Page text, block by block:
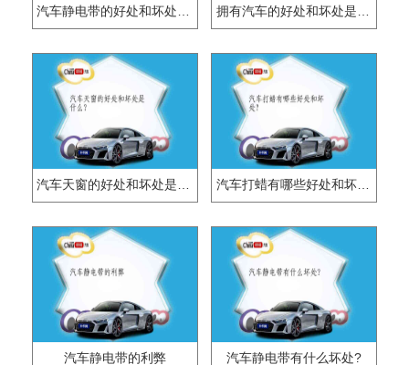
汽车打蜡有哪些好处和坏处？
汽车静电带的利弊 汽车静电带有什么坏处?